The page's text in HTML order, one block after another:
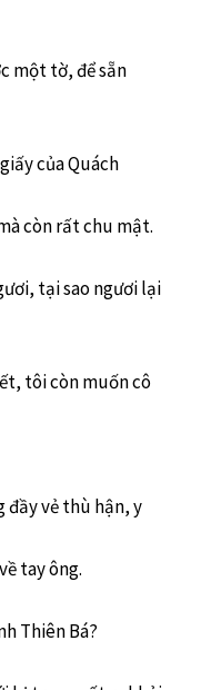
một tờ, để sẵn
của Quách
còn rất chu mật.
tại sao ngươi lại
tôi còn muốn cô
đầy vẻ thù hận, y
tay ông.
Thiên Bá?